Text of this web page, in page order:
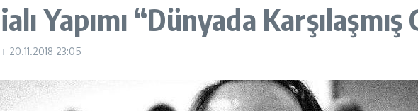
Yapımı “Dünyada Karşılaşmış
20.11.2018 23:05